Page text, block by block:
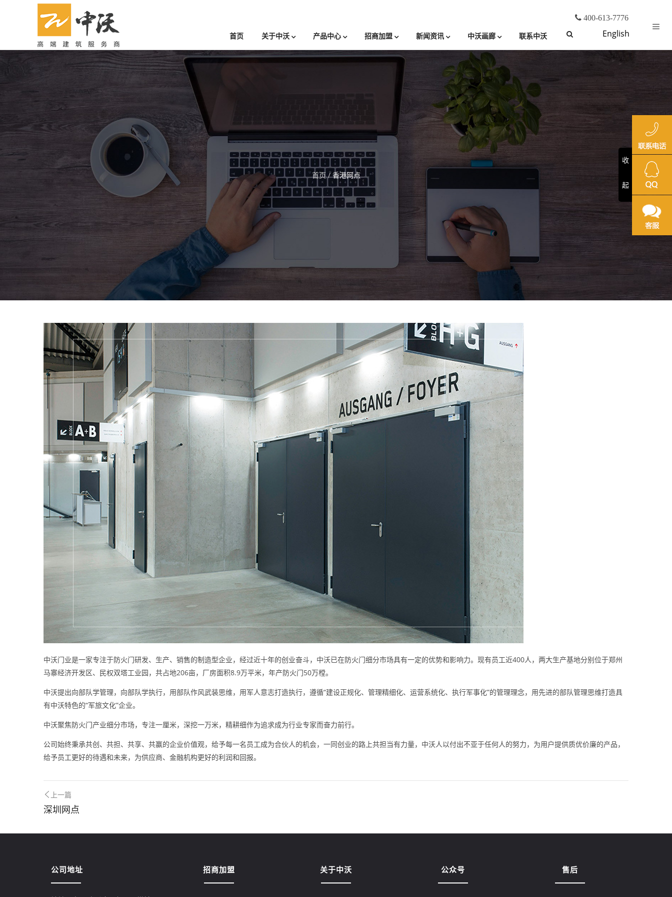
首页 关于中沃 产品中心 招商加盟 新闻资讯 中沃画廊 联系中沃
400-613-7776
English
首页/ 香港网点
中沃门业是一家专注于防火门研发、生产、销售的制造型企业，经过近十年的创业奋斗，中沃已在防火门细分市场具有一定的优势和影响力。现有员工近400人，两大生产基地分别位于郑州
马寨经济开发区、民权双塔工业园，共占地206亩，厂房面积8.9万平米，年产防火门50万樘。
中沃提出向部队学管理，向部队学执行，用部队作风武装思维，用军人意志打造执行，遵循“建设正规化、管理精细化、运营系统化、执行军事化”的管理理念，用先进的部队管理思维打造具
有中沃特色的“军旅文化”企业。
中沃聚焦防火门产业细分市场，专注一厘米，深挖一万米，精耕细作为追求成为行业专家而奋力前行。
公司始终秉承共创、共担、共享、共赢的企业价值观，给予每一名员工成为合伙人的机会，一同创业的路上共担当有力量，中沃人以付出不亚于任何人的努力，为用户提供质优价廉的产品，
给予员工更好的待遇和未来，为供应商、金融机构更好的利润和回报。
上一篇
深圳网点
公司地址 招商加盟 关于中沃 公众号 售后
收
起